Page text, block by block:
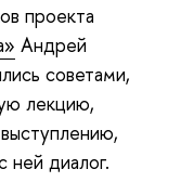
проекта
Андрей
советами,
лекцию,
ней диалог.